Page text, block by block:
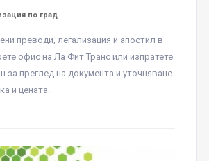
по град
преводи, легализация и апостил в
офис на Ла Фит Транс или изпратете
за преглед на документа и уточняване
и цената.